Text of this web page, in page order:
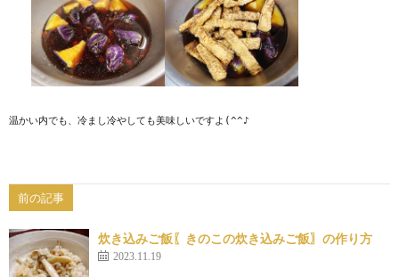
温かい内でも、冷まし冷やしても美味しいですよ(^^♪
前の記事
炊き込みご飯〖きのこの炊き込みご飯〗の作り方
2023.11.19